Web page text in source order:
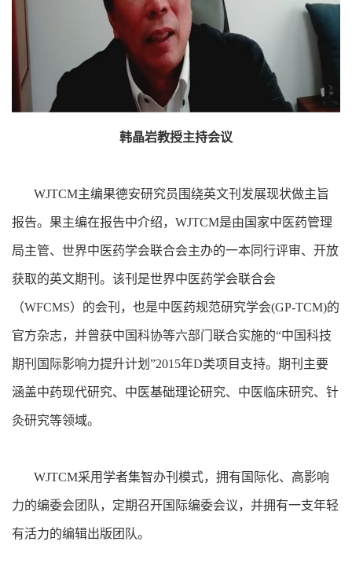
韩晶岩教授主持会议
WJTCM主编果德安研究员围绕英文刊发展现状做主旨
报告。果主编在报告中介绍，WJTCM是由国家中医药管理
局主管、世界中医药学会联合会主办的一本同行评审、开放
获取的英文期刊。该刊是世界中医药学会联合会
（WFCMS）的会刊，也是中医药规范研究学会(GP-TCM)的
官方杂志，并曾获中国科协等六部门联合实施的“中国科技
期刊国际影响力提升计划”2015年D类项目支持。期刊主要
涵盖中药现代研究、中医基础理论研究、中医临床研究、针
灸研究等领域。
WJTCM采用学者集智办刊模式，拥有国际化、高影响
力的编委会团队，定期召开国际编委会议，并拥有一支年轻
有活力的编辑出版团队。